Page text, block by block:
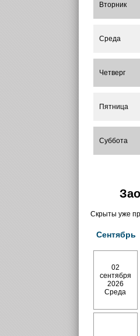
Вторник
Среда
Четверг
Пятница
Суббота
Скрыты уже
Сентябрь
02
сентября
2026
Среда